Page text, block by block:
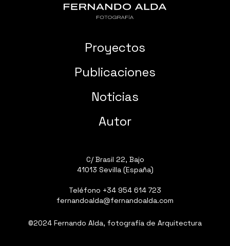
Proyectos
Publicaciones
Noticias
Autor
C/ Brasil 22, Bajo
41013 Sevilla (España)
Teléfono +34 954 614 723
fernandoalda@fernandoalda.com
©2024 Fernando Alda, fotografía de Arquitectura